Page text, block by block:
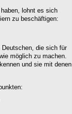
lohnt es sich
zu beschäftigen:
die sich für
möglich zu machen.
und sie mit denen